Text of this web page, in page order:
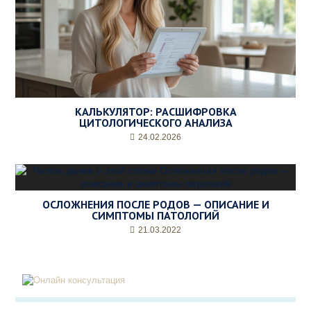
КАЛЬКУЛЯТОР: РАСШИФРОВКА
ЦИТОЛОГИЧЕСКОГО АНАЛИЗА
24.02.2026
ОСЛОЖНЕНИЯ ПОСЛЕ РОДОВ — ОПИСАНИЕ И
СИМПТОМЫ ПАТОЛОГИЙ
21.03.2022